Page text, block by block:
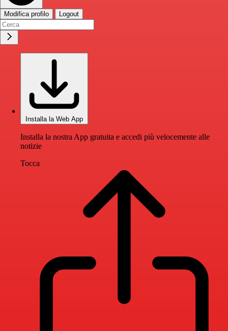
Modifica profilo Logout
Installa la Web App
Installa la nostra App gratuita e accedi più velocemente alle
notizie
Tocca